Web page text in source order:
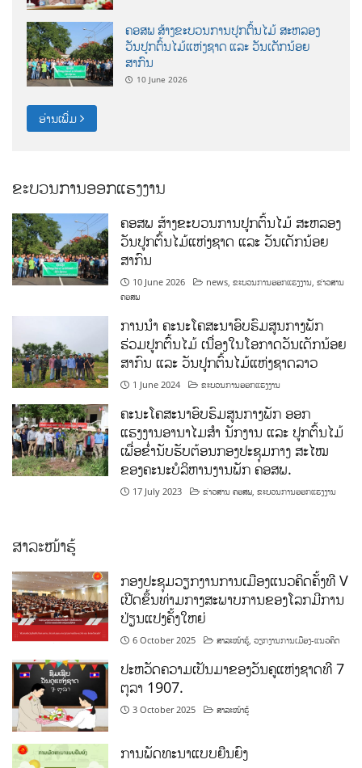
ຄອສພ ສ້າງຂະບວນການປູກຕົ້ນໄມ້ ສະຫລອງ
ວັນປູກຕົ້ນໄມ້ແຫ່ງຊາດ ແລະ ວັນເດັກນ້ອຍ
ສາກົນ
10 June 2026
ອ່ານເພີ່ມ
ຂະບວນການອອກແຮງງານ
ຄອສພ ສ້າງຂະບວນການປູກຕົ້ນໄມ້ ສະຫລອງ
ວັນປູກຕົ້ນໄມ້ແຫ່ງຊາດ ແລະ ວັນເດັກນ້ອຍ
ສາກົນ
10 June 2026 news ,ຂະບວນການອອກແຮງງານ ,ຂ່າວສານ
ຄອສພ
ການນໍາ ຄະນະໂຄສະນາອົບຮົມສູນກາງພັກ
ຮ່ວມປູກຕົ້ນໄມ້ ເນື່ອງໃນໂອກາດວັນເດັກນ້ອຍ
ສາກົນ ແລະ ວັນປູກຕົ້ນໄມ້ແຫ່ງຊາດລາວ
1 June 2024 ຂະບວນການອອກແຮງງານ
ຄະນະໂຄສະນາອົບຮົມສູນກາງພັກ ອອກ
ແຮງງານອານາໄມສໍາ ນັກງານ ແລະ ປູກຕົ້ນໄມ້
ເພື່ອຂໍ່ານັບຮັບຕ້ອນກອງປະຊຸມກາງ ສະໄໝ
ຂອງຄະນະບໍລິຫານງານພັກ ຄອສພ.
17 July 2023 ຂ່າວສານ ຄອສພ ,ຂະບວນການອອກແຮງງານ
ສາລະໜ້າຮູ້
ກອງປະຊຸມວຽກງານການເມືອງແນວຄິດຄັ້ງທີ V
ເປີດຂຶ້ນທ່າມກາງສະພາບການຂອງໂລກມີການ
ປ່ຽນແປງຄັ້ງໃຫຍ່
6 October 2025 ສາລະໜ້າຮູ້ ,ວຽກງານການເມືອງ-ແນວຄິດ
ປະຫວັດຄວາມເປັນມາຂອງວັນຄູແຫ່ງຊາດທີ 7
ຕຸລາ 1907.
3 October 2025 ສາລະໜ້າຮູ້
ການພັດທະນາແບບຍືນຍົງ